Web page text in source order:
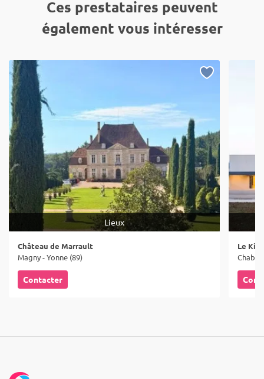
Ces prestataires peuvent
également vous intéresser
Lieux
Château de Marrault
Magny - Yonne (89)
Contacter
Le
Chablis